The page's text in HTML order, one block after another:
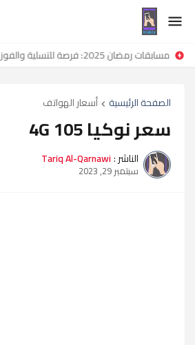
مسابقات رمضان 2025: فرصة للتسلية والفوز بالجوائز
الصفحة الرئيسية أسعار الهواتف
سعر نوكيا 105 4G
الناشر :Tariq Al-Qarnawi
سبتمبر 29, 2023